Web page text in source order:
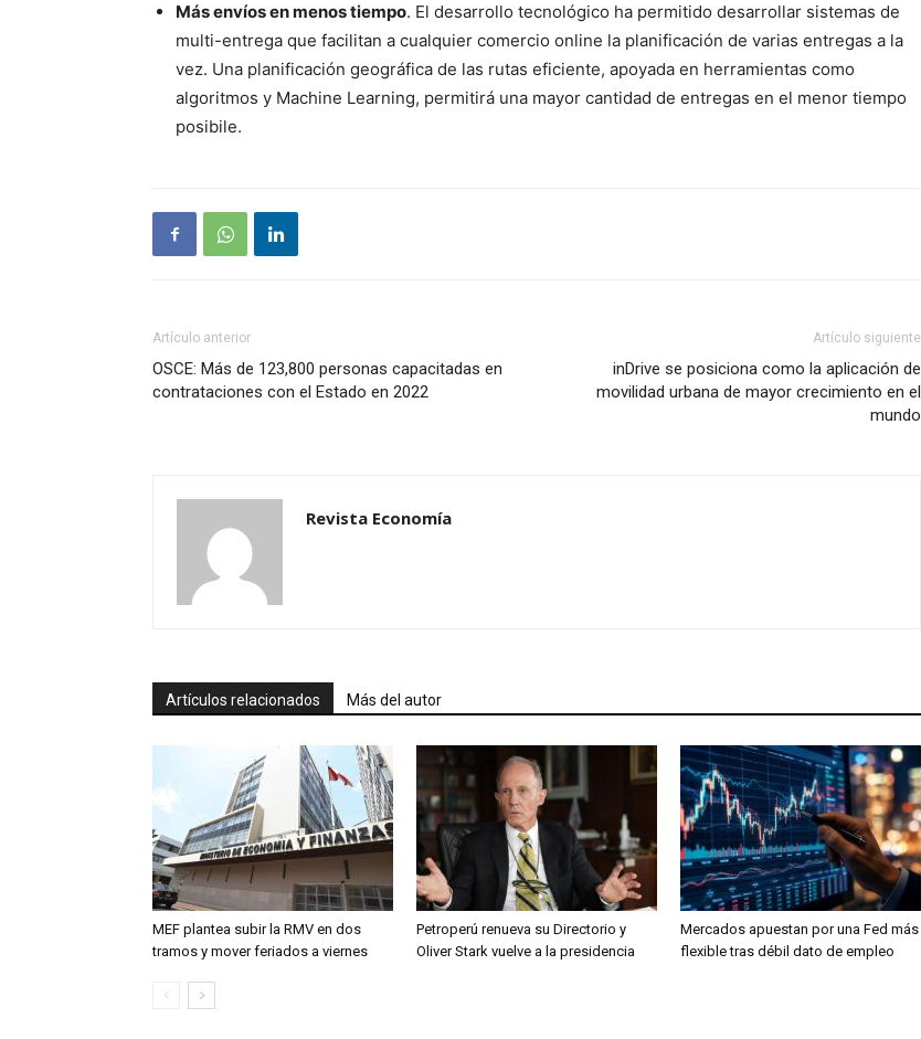
Más envíos en menos tiempo. El desarrollo tecnológico ha permitido desarrollar sistemas de
multi-entrega que facilitan a cualquier comercio online la planificación de varias entregas a la
vez. Una planificación geográfica de las rutas eficiente, apoyada en herramientas como
algoritmos y Machine Learning, permitirá una mayor cantidad de entregas en el menor tiempo
posibile.
Artículo anterior
OSCE: Más de 123,800 personas capacitadas en
contrataciones con el Estado en 2022
Artículo siguiente
inDrive se posiciona como la aplicación de
movilidad urbana de mayor crecimiento en el
mundo
Revista Economía
Artículos relacionados Más del autor
MEF plantea subir la RMV en dos
tramos y mover feriados a viernes
Petroperú renueva su Directorio y
Oliver Stark vuelve a la presidencia
Mercados apuestan por una Fed más
flexible tras débil dato de empleo